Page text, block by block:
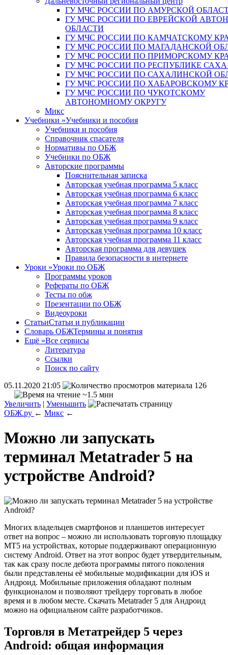
ГУ МЧС РОССИИ ПО АМУРСКОЙ
ГУ МЧС РОССИИ ПО ЕВРЕЙСКОЙ
ОБЛАСТИ
ГУ МЧС РОССИИ ПО КАМЧАТСКОМУ
ГУ МЧС РОССИИ ПО МАГАДАНСКОЙ
ГУ МЧС РОССИИ ПО ПРИМОРСКОМУ
ГУ МЧС РОССИИ ПО РЕСПУБЛИКЕ
ГУ МЧС РОССИИ ПО САХАЛИНСКОЙ
ГУ МЧС РОССИИ ПО ХАБАРОВСКОМУ
ГУ МЧС РОССИИ ПО ЧУКОТСКОМУ
АВТОНОМНОМУ ОКРУГУ
Микс
Учебники »Учебники и пособия
Учебники и пособия
Справочник спасателя
Нормативы по ОБЖ
Учебники по ОБЖ
Авторские программы
Пояснительная записка
Авторская учебная программа 5 класс
Авторская учебная программа 6 класс
Авторская учебная программа 7 класс
Авторская учебная программа 8 класс
Авторская учебная программа 9 класс
Авторская учебная программа 10 класс
Авторская учебная программа 11 класс
Авторская программа для девушек
Правила безопасности в интернете
Уроки »Уроки по ОБЖ
Программы уроков
Рефераты по ОБЖ
Тесты по обж
Презентации по ОБЖ
Видеоуроки
СтатьиСтатьи и публикации
Словарь ОБЖТермины и понятия
Ещё »Все сервисы
Литература
Ссылки
Поиск по сайту
05.11.2020 21:05
126
~1.5 мин
Увеличить | Уменьшить
ОБЖ.ру ← Микс ←
Можно ли запускать
терминал Metatrader 5 на
устройстве Android?
Многих владельцев смартфонов и планшетов интересует
ответ на вопрос – можно ли использовать торговую площадку
MT5 на устройствах, которые поддерживают операционную
систему Android. Ответ на этот вопрос будет утвердительным,
так как сразу после дебюта программы пятого поколения
были представлены её мобильные модификации для iOS и
Андроид. Мобильные приложения обладают полным
функционалом и позволяют трейдеру торговать в любое
время и в любом месте. Скачать Metatrader 5 для Андроид
можно на официальном сайте разработчиков.
Торговля в Метатрейдер 5 через
Android: общая информация